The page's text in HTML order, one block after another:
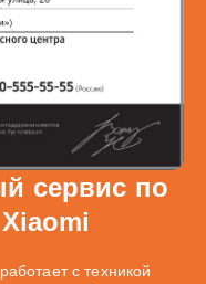
сервис по
с техникой